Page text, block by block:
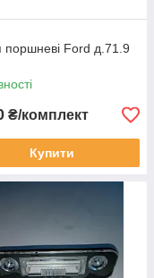
поршневі Ford д.71.9
₴/комплект
Купити